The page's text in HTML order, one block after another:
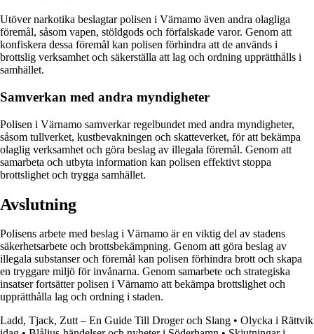
Utöver narkotika beslagtar polisen i Värnamo även andra olagliga
föremål, såsom vapen, stöldgods och förfalskade varor. Genom att
konfiskera dessa föremål kan polisen förhindra att de används i
brottslig verksamhet och säkerställa att lag och ordning upprätthålls i
samhället.
Samverkan med andra myndigheter
Polisen i Värnamo samverkar regelbundet med andra myndigheter,
såsom tullverket, kustbevakningen och skatteverket, för att bekämpa
olaglig verksamhet och göra beslag av illegala föremål. Genom att
samarbeta och utbyta information kan polisen effektivt stoppa
brottslighet och trygga samhället.
Avslutning
Polisens arbete med beslag i Värnamo är en viktig del av stadens
säkerhetsarbete och brottsbekämpning. Genom att göra beslag av
illegala substanser och föremål kan polisen förhindra brott och skapa
en tryggare miljö för invånarna. Genom samarbete och strategiska
insatser fortsätter polisen i Värnamo att bekämpa brottslighet och
upprätthålla lag och ordning i staden.
Ladd, Tjack, Zutt – En Guide Till Droger och Slang • Olycka i Rättvik